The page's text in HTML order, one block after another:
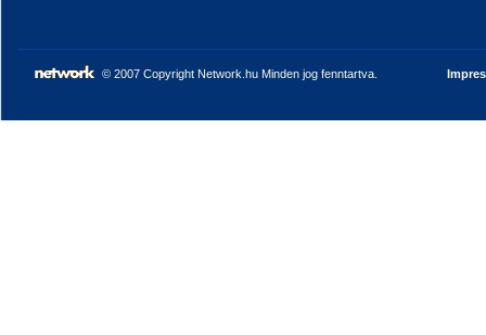
© 2007 Copyright Network.hu Minden jog fenntartva.